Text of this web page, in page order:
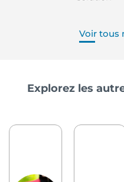
Voir tous
Explorez les